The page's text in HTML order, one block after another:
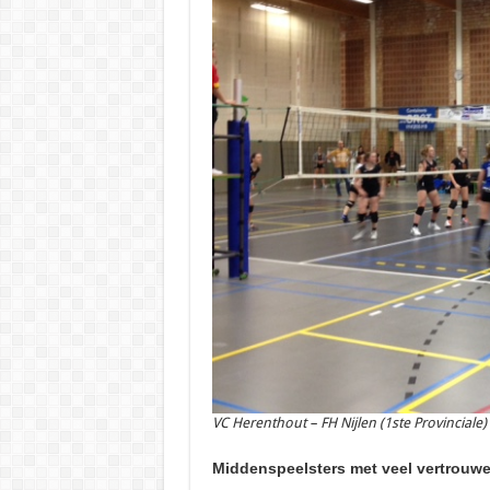
VC Herenthout – FH Nijlen (1ste Provinciale)
Middenspeelsters met veel